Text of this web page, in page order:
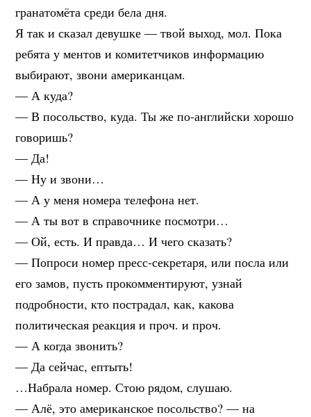
гранатомёта среди бела дня.
Я так и сказал девушке — твой выход, мол. Пока
ребята у ментов и комитетчиков информацию
выбирают, звони американцам.
— А куда?
— В посольство, куда. Ты же по-английски хорошо
говоришь?
— Да!
— Ну и звони…
— А у меня номера телефона нет.
— А ты вот в справочнике посмотри…
— Ой, есть. И правда… И чего сказать?
— Попроси номер пресс-секретаря, или посла или
его замов, пусть прокомментируют, узнай
подробности, кто пострадал, как, какова
политическая реакция и проч. и проч.
— А когда звонить?
— Да сейчас, ептыть!
…Набрала номер. Стою рядом, слушаю.
— Алё, это американское посольство? — на